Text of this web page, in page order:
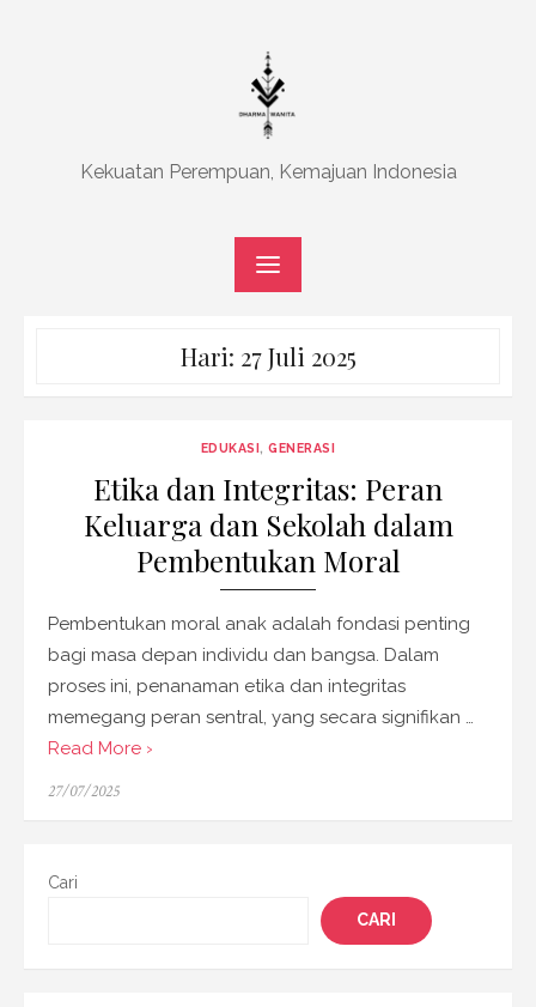
Kekuatan Perempuan, Kemajuan Indonesia
Hari: 27 Juli 2025
EDUKASI,GENERASI
Etika dan Integritas: Peran
Keluarga dan Sekolah dalam
Pembentukan Moral
Pembentukan moral anak adalah fondasi penting
bagi masa depan individu dan bangsa. Dalam
proses ini, penanaman etika dan integritas
memegang peran sentral, yang secara signifikan …
Read More ›
Posted
27/07/2025
Cari
CARI